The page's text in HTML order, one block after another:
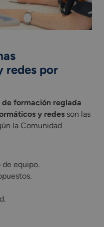
redes por
formación reglada
y redes son las
la Comunidad
equipo.